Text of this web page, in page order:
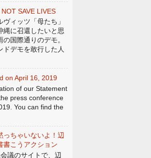
SAVE LIVES
ィッツ「母たち」
縄に召還したいと思
の国際通りのデモ。
ドデモを敢行した人
on April 16, 2019
of our Statement
press conference
You can find the
っちゃいないよ！辺
書こうアクション
議のサイトで、辺